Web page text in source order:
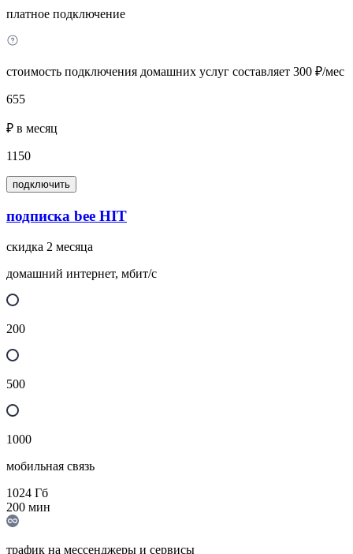
платное подключение
стоимость подключения домашних услуг составляет 300 ₽/мес
655
₽ в месяц
1150
подключить
подписка bee HIT
скидка 2 месяца
домашний интернет, мбит/с
200
500
1000
мобильная связь
1024 Гб
200 мин
трафик на мессенджеры и сервисы